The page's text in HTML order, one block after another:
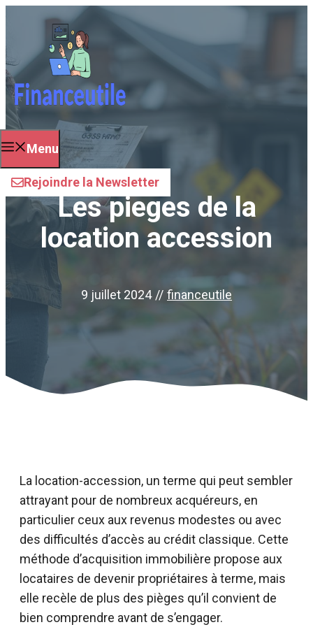
contenu
Menu
Rejoindre la Newsletter
Les pieges de la
location accession
9 juillet 2024 // financeutile
La location-accession, un terme qui peut sembler
attrayant pour de nombreux acquéreurs, en
particulier ceux aux revenus modestes ou avec
des difficultés d’accès au crédit classique. Cette
méthode d’acquisition immobilière propose aux
locataires de devenir propriétaires à terme, mais
elle recèle de plus des pièges qu’il convient de
bien comprendre avant de s’engager.